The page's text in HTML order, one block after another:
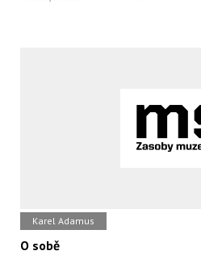
Karel Adamus
O sobě